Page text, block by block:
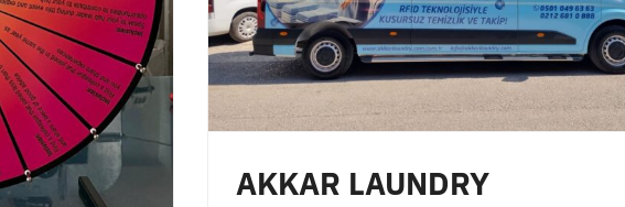
AKKAR LAUNDRY